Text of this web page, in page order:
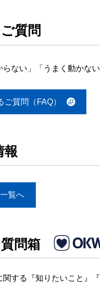
質問
らない」「うまく動かな
ご質問（FAQ）
報
覧へ
問箱
関する『知りたいこと』